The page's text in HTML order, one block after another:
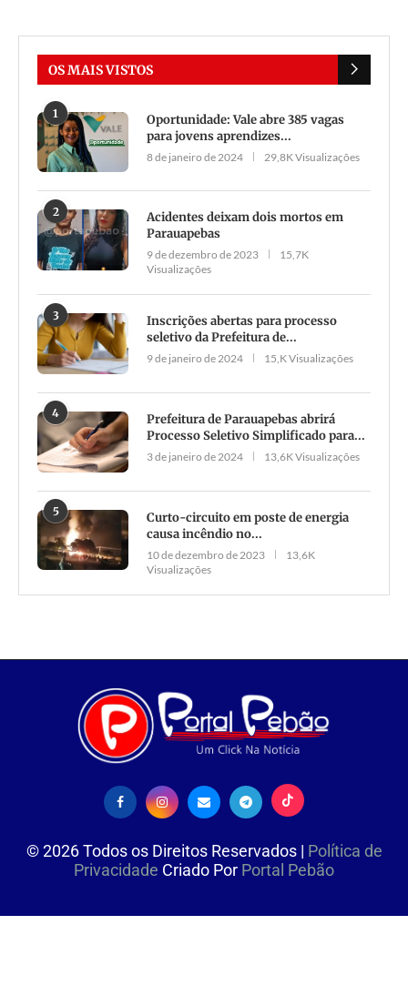
OS MAIS VISTOS
1
Oportunidade: Vale abre 385 vagas
para jovens aprendizes...
8 de janeiro de 2024 29,8K Visualizações
2
Acidentes deixam dois mortos em
Parauapebas
9 de dezembro de 2023
15,7K
Visualizações
3
Inscrições abertas para processo
seletivo da Prefeitura de...
9 de janeiro de 2024 15,K Visualizações
4
Prefeitura de Parauapebas abrirá
Processo Seletivo Simplificado para...
3 de janeiro de 2024 13,6K Visualizações
5
Curto-circuito em poste de energia
causa incêndio no...
10 de dezembro de 2023
13,6K
Visualizações
©2026Todos os Direitos Reservados | Política de
Privacidade Criado Por Portal Pebão